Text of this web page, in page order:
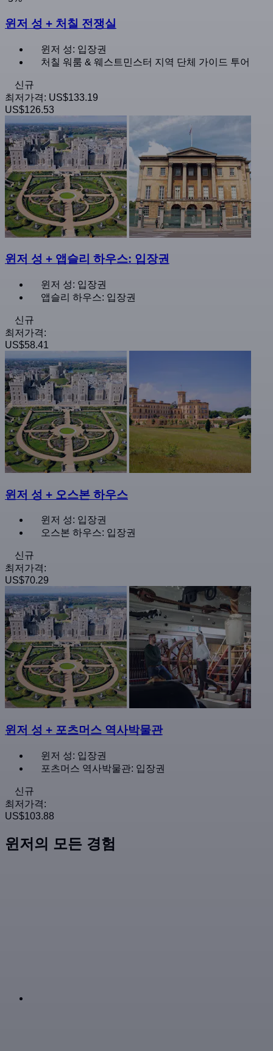
윈저 성 + 처칠 전쟁실
윈저 성: 입장권
처칠 워룸 & 웨스트민스터 지역 단체 가이드 투어
신규
최저가격: US$133.19
US$126.53
윈저 성 + 앱슬리 하우스: 입장권
윈저 성: 입장권
앱슬리 하우스: 입장권
신규
최저가격:
US$58.41
윈저 성 + 오스본 하우스
윈저 성: 입장권
오스본 하우스: 입장권
신규
최저가격:
US$70.29
윈저 성 + 포츠머스 역사박물관
윈저 성: 입장권
포츠머스 역사박물관: 입장권
신규
최저가격:
US$103.88
윈저의 모든 경험